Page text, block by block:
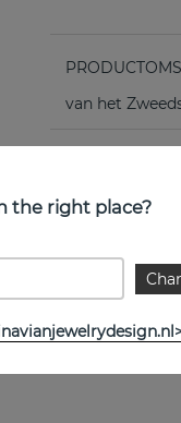
van het
the right place?